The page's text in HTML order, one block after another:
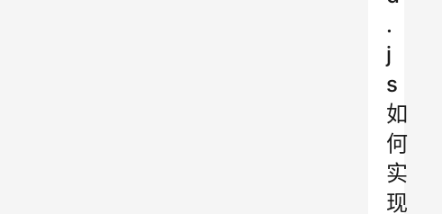
.
j
s
如
何
实
现